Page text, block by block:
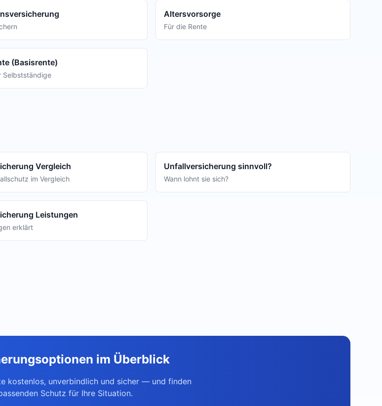
Altersvorsorge
Für die Rente
(Basisrente)
Selbstständige
Vergleich
im Vergleich
Unfallversicherung sinnvoll?
Wann lohnt sie sich?
Leistungen
erklärt
im Überblick
kostenlos, unverbindlich und sicher — und finden
Schutz für Ihre Situation.